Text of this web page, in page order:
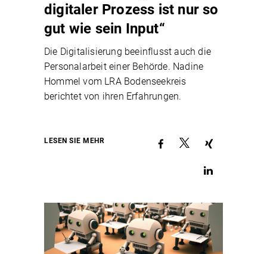
digitaler Prozess ist nur so
gut wie sein Input“
Die Digitalisierung beeinflusst auch die
Personalarbeit einer Behörde. Nadine
Hommel vom LRA Bodenseekreis
berichtet von ihren Erfahrungen.
LESEN SIE MEHR